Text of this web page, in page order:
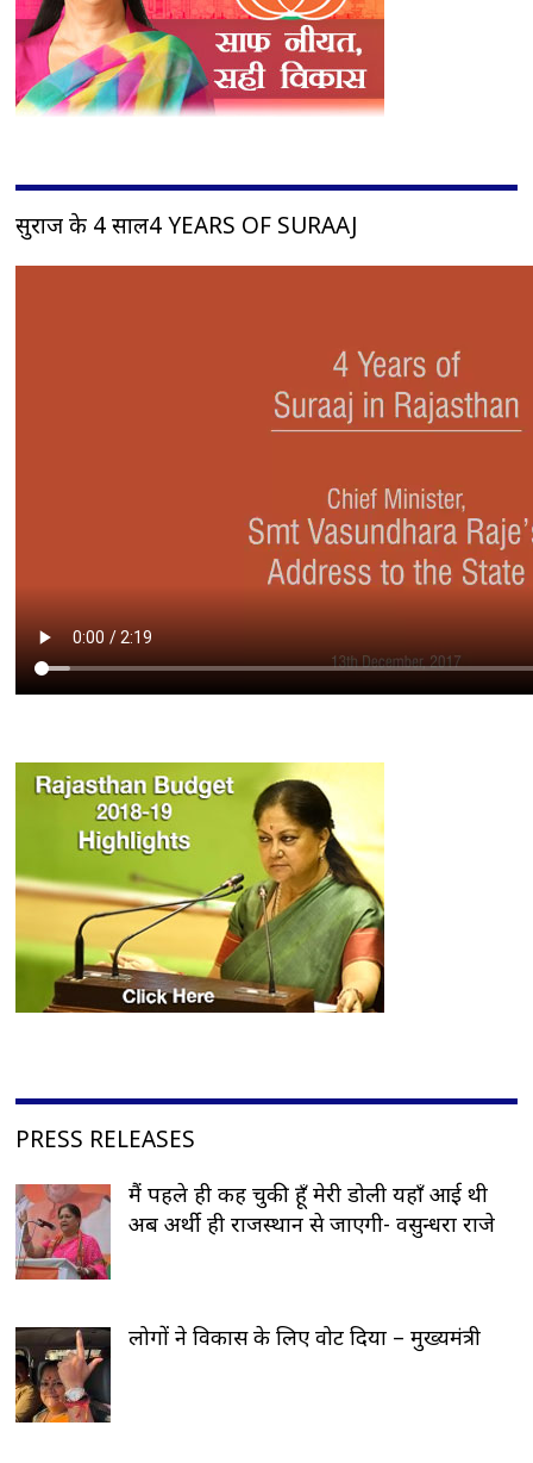
सुराज के 4 साल4 YEARS OF SURAAJ
PRESS RELEASES
मैं पहले ही कह चुकी हूँ मेरी डोली यहाँ आई थी
अब अर्थी ही राजस्थान से जाएगी- वसुन्धरा राजे
लोगों ने विकास के लिए वोट दिया – मुख्यमंत्री